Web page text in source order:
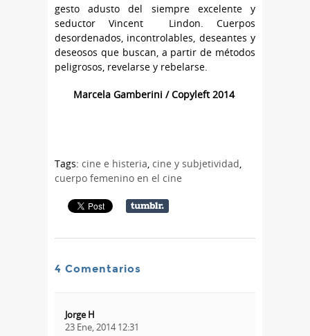
gesto adusto del siempre excelente y
seductor Vincent Lindon. Cuerpos
desordenados, incontrolables, deseantes y
deseosos que buscan, a partir de métodos
peligrosos, revelarse y rebelarse.
Marcela Gamberini / Copyleft 2014
Tags: cine e histeria, cine y subjetividad,
cuerpo femenino en el cine
4 Comentarios
Jorge H
23 Ene, 2014 12:31